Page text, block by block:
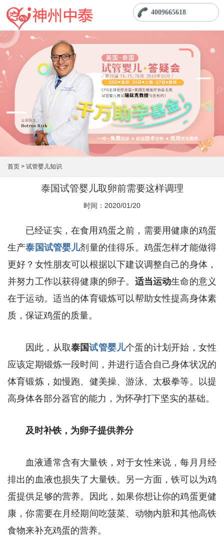
4009665618
首页 > 试管婴儿知识
泰国试管婴儿取卵前需要这样调理
时间：2020/01/20
已经证实，在食用鸡蛋之前，需要用健康的鸡蛋
生产泰国试管婴儿剂量的佳得乐。鸡蛋怎样才能做得
更好？女性朋友可以根据以下建议调整自己的身体，
并努力工作以获得健康的卵子。 适当运动生命的意义
在于运动。适当的体育锻炼可以帮助女性提高身体素
质，保证鸡蛋的质量。
因此，从取泰国试管婴儿个蛋的计划开始，女性
应该定期锻炼一段时间，并进行适合自己身体状况的
体育锻炼，如慢跑、健美操、游泳、太极拳等。以提
高身体各部分器官的能力，为怀孕打下坚实的基础。
及时补铁，为卵子提供养分
血液通常含有大量铁，对于女性来说，每月月经
排出的血液也损失了大量铁。另一方面，铁可以为鸡
蛋提供足够的营养。因此，如果你想让你的鸡蛋更健
康，你需要在月经期间吃菠菜、动物内脏和其他高铁
食物来补充鸡蛋的营养。